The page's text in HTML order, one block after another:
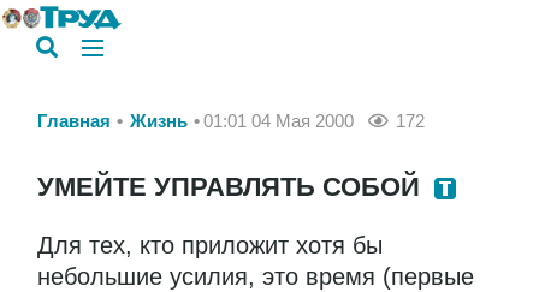
Главная Жизнь 01:01 04 Мая 2000 172
УМЕЙТЕ УПРАВЛЯТЬ СОБОЙ
Для тех, кто приложит хотя бы
небольшие усилия, это время (первые